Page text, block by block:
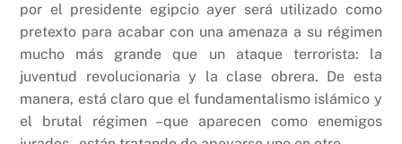
por el presidente egipcio ayer será utilizado como
pretexto para acabar con una amenaza a su régimen
mucho más grande que un ataque terrorista: la
juventud revolucionaria y la clase obrera. De esta
manera, está claro que el fundamentalismo islámico y
el brutal régimen –que aparecen como enemigos